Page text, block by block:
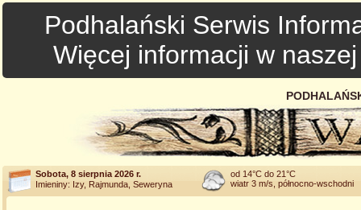
Podhalański Serwis
Więcej informacji w
Sobota, 8 sierpnia 2026 r.
Imieniny: Izy, Rajmunda, Seweryna
od 14°C do 21°C
wiatr 3 m/s, północno-wschodni